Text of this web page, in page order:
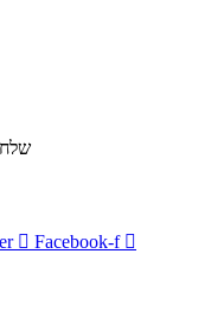
Facebook-f